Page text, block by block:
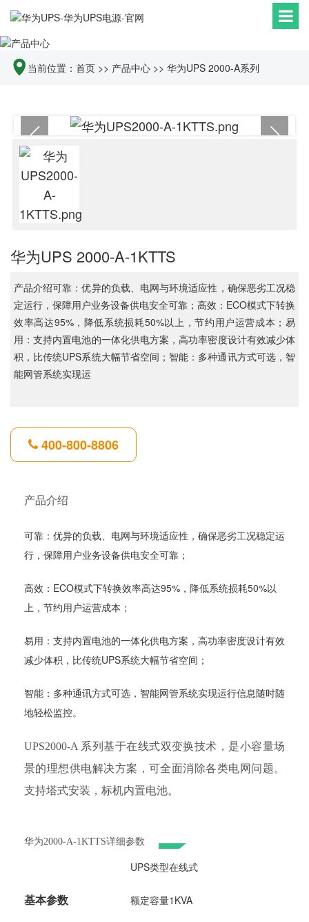
当前位置： 首页 >> 产品中心 >> 华为UPS 2000-A系列
华为UPS 2000-A-1KTTS
产品介绍可靠：优异的负载、电网与环境适应性，确保恶劣工况稳
定运行，保障用户业务设备供电安全可靠；高效：ECO模式下转换
效率高达95%，降低系统损耗50%以上，节约用户运营成本；易
用：支持内置电池的一体化供电方案，高功率密度设计有效减少体
积，比传统UPS系统大幅节省空间；智能：多种通讯方式可选，智
能网管系统实现运
400-800-8806
产品介绍
可靠：优异的负载、电网与环境适应性，确保恶劣工况稳定运
行，保障用户业务设备供电安全可靠；
高效：ECO模式下转换效率高达95%，降低系统损耗50%以
上，节约用户运营成本；
易用：支持内置电池的一体化供电方案，高功率密度设计有效
减少体积，比传统UPS系统大幅节省空间；
智能：多种通讯方式可选，智能网管系统实现运行信息随时随
地轻松监控。
UPS2000-A 系列基于在线式双变换技术，是小容量场
景的理想供电解决方案，可全面消除各类电网问题。
支持塔式安装，标机内置电池。
华为2000-A-1KTTS详细参数
基本参数
UPS类型在线式
额定容量1KVA